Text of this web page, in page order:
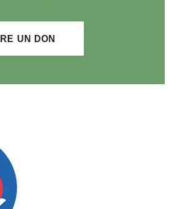
UN DON